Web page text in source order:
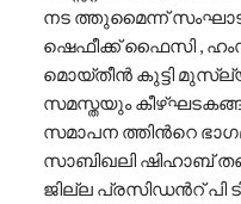
നട ത്തുമൈന്ന്
ഷെഫീക്ക് ഫൈസി ,
മൊയ്തീൻ കുട്ടി
സമസ്തയും
സമാപന ത്തിന്‍റെ
സാബിഖലി ഷിഹാബ്
ജില്ല പ്രസിഡന്‍റ്